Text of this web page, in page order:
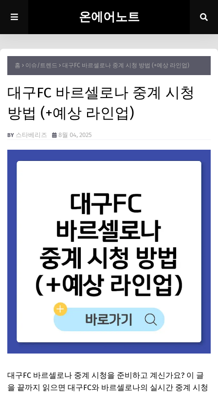
온에어노트
홈 이슈/트렌드 대구FC 바르셀로나 중계 시청 방법 (+예상 라인업)
대구FC 바르셀로나 중계 시청
방법 (+예상 라인업)
스타베리즈 8월 04, 2025
대구FC 바르셀로나 중계 시청을 준비하고 계신가요? 이 글
을 끝까지 읽으면 대구FC와 바르셀로나의 실시간 중계 시청